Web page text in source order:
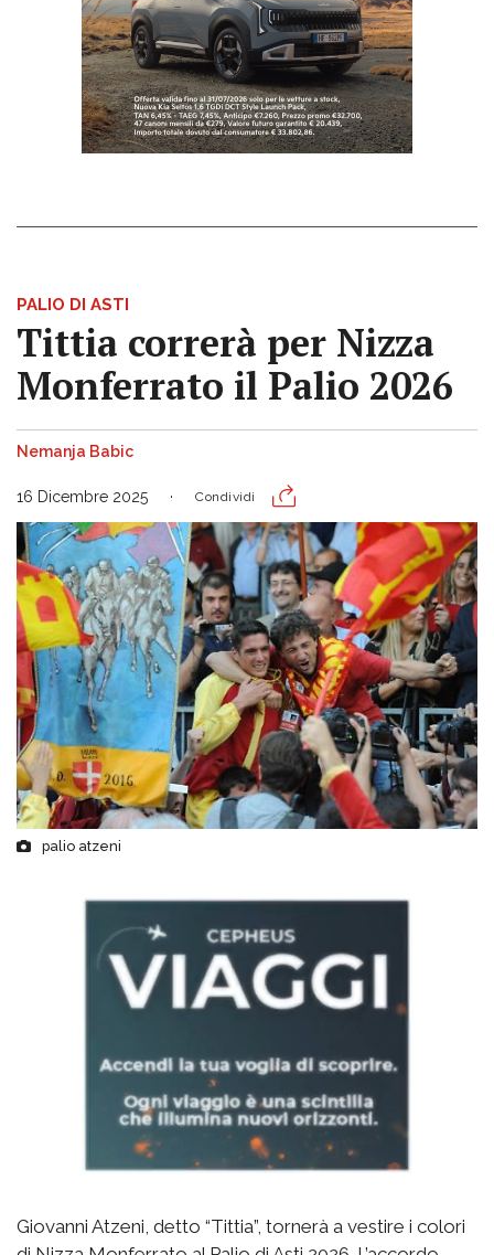
PALIO DI ASTI
Tittia correrà per Nizza
Monferrato il Palio 2026
Nemanja Babic
16 Dicembre 2025 Condividi
palio atzeni
Giovanni Atzeni, detto “Tittia”, tornerà a vestire i colori